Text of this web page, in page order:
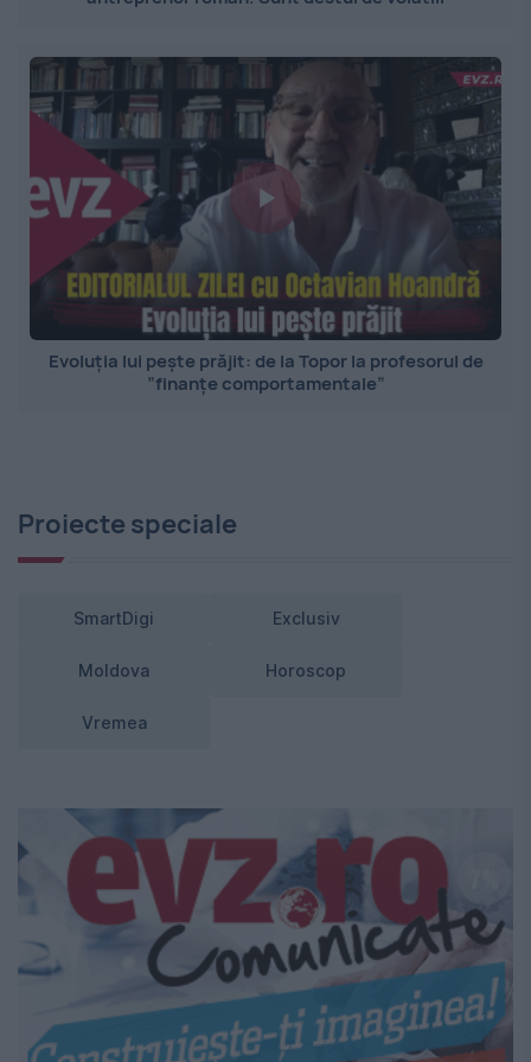
Evoluția lui pește prăjit: de la Topor la profesorul de
”finanțe comportamentale”
Proiecte speciale
SmartDigi Exclusiv
Moldova Horoscop
Vremea